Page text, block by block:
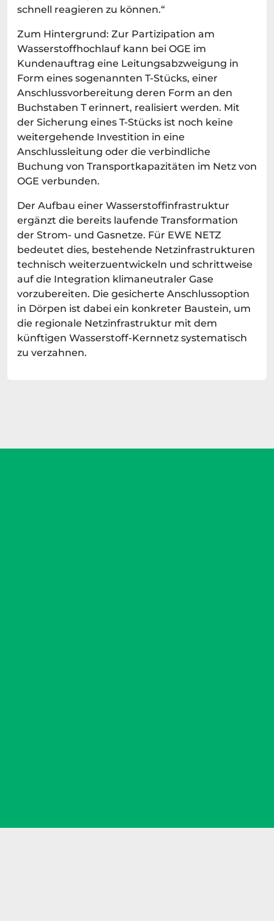
schnell reagieren zu können.“
Zum Hintergrund: Zur Partizipation am
Wasserstoffhochlauf kann bei OGE im
Kundenauftrag eine Leitungsabzweigung in
Form eines sogenannten T-Stücks, einer
Anschlussvorbereitung deren Form an den
Buchstaben T erinnert, realisiert werden. Mit
der Sicherung eines T-Stücks ist noch keine
weitergehende Investition in eine
Anschlussleitung oder die verbindliche
Buchung von Transportkapazitäten im Netz von
OGE verbunden.
Der Aufbau einer Wasserstoffinfrastruktur
ergänzt die bereits laufende Transformation
der Strom- und Gasnetze. Für EWE NETZ
bedeutet dies, bestehende Netzinfrastrukturen
technisch weiterzuentwickeln und schrittweise
auf die Integration klimaneutraler Gase
vorzubereiten. Die gesicherte Anschlussoption
in Dörpen ist dabei ein konkreter Baustein, um
die regionale Netzinfrastruktur mit dem
künftigen Wasserstoff-Kernnetz systematisch
zu verzahnen.